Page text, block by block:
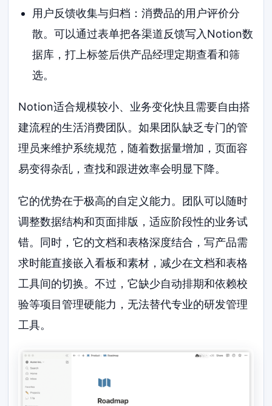
用户反馈收集与归档：消费品的用户评价分
散。可以通过表单把各渠道反馈写入Notion数
据库，打上标签后供产品经理定期查看和筛
选。
Notion适合规模较小、业务变化快且需要自由搭
建流程的生活消费团队。如果团队缺乏专门的管
理员来维护系统规范，随着数据量增加，页面容
易变得杂乱，查找和跟进效率会明显下降。
它的优势在于极高的自定义能力。团队可以随时
调整数据结构和页面排版，适应阶段性的业务试
错。同时，它的文档和表格深度结合，写产品需
求时能直接嵌入看板和素材，减少在文档和表格
工具间的切换。不过，它缺少自动排期和依赖校
验等项目管理硬能力，无法替代专业的研发管理
工具。